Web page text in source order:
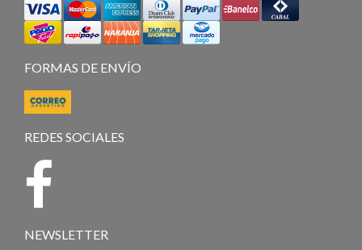
FORMAS DE ENVÍO
REDES SOCIALES
NEWSLETTER